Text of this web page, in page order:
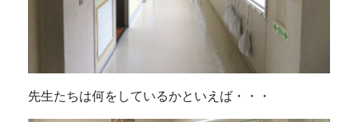
先生たちは何をしているかといえば・・・